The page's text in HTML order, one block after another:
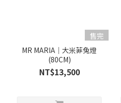
售完
MR MARIA｜大米菲兔燈
(80CM)
NT$13,500